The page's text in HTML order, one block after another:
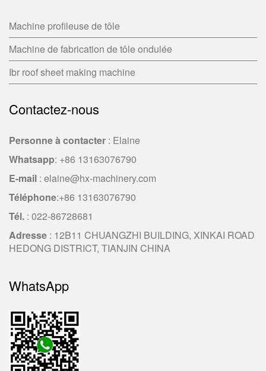
Machine profileuse de tôle
Machine de fabrication de tôle ondulée
Ibr roof sheet making machine
Contactez-nous
Personne à contacter : Elaine
Whatsapp: +86 13163076790
E-mail : elaine@hx-machinery.com
Téléphone:+86 13163076790
Tél. : 022-86728681
Adresse : 12B11 CHUANGZHI BUILDING, XINKAI ROAD
HEDONG DISTRICT, TIANJIN CHINA
WhatsApp